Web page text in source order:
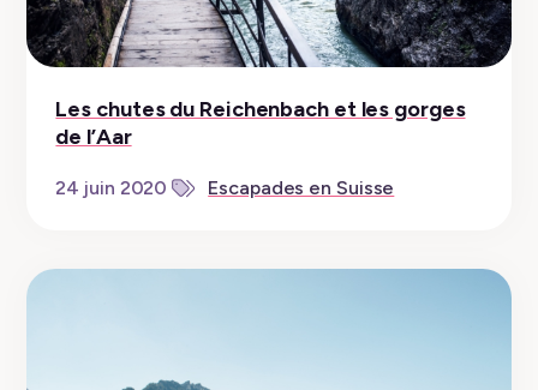
Les chutes du Reichenbach et les gorges
de l’Aar
24 juin 2020 Escapades en Suisse